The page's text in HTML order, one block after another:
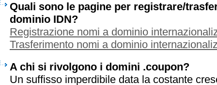
Quali sono le pagine per registrare/
dominio IDN?
Registrazione nomi a dominio
Trasferimento nomi a dominio
A chi si rivolgono i domini .coupon?
Un suffisso imperdibile data la costante